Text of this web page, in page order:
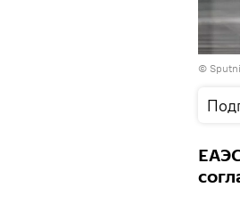
©